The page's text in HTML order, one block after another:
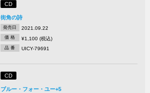
CD
街角の詩
発売日 2021.09.22
価 格 ¥1,100 (税込)
品 番 UICY-79691
CD
ブルー・フォー・ユー+5